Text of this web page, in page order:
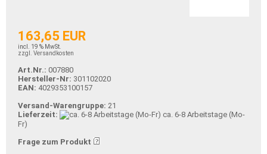
163,65 EUR
incl. 19 % MwSt.
zzgl. Versandkosten
Art.Nr.: 007880
Hersteller-Nr: 301102020
EAN: 4029353100157
Versand-Warengruppe: 21
Lieferzeit:
ca. 6-8 Arbeitstage (Mo-
Fr)
Frage zum Produkt